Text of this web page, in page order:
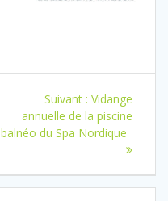
Suivant : Article
suivant
:
Vidange
annuelle de la piscine
balnéo du Spa Nordique